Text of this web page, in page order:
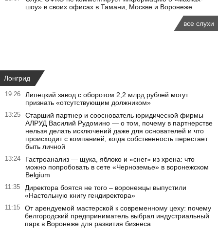
шоу» в своих офисах в Тамани, Москве и Воронеже
все слухи
Лонгрид
19:26
Липецкий завод с оборотом 2,2 млрд рублей могут
признать «отсутствующим должником»
13:25
Старший партнер и сооснователь юридической фирмы
АЛРУД Василий Рудомино — о том, почему в партнерстве
нельзя делать исключений даже для основателей и что
происходит с компанией, когда собственность перестает
быть личной
13:24
Гастроанализ — щука, яблоко и «снег» из хрена: что
можно попробовать в сете «Черноземье» в воронежском
Belgium
11:35
Директора боятся не того – воронежцы выпустили
«Настольную книгу гендиректора»
11:15
От арендуемой мастерской к современному цеху: почему
белгородский предприниматель выбрал индустриальный
парк в Воронеже для развития бизнеса